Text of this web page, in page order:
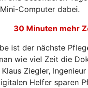
Computer dabei.
30 Minuten mehr
ist der nächste
wie viel Zeit die
Ziegler,
Helfer sparen